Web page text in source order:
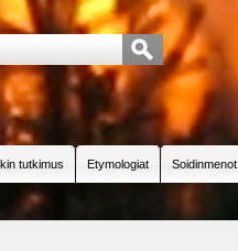
tutkimus Etymologiat Soidinmenot